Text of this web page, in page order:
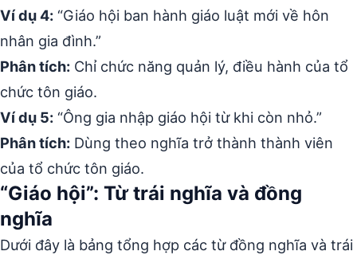
Ví dụ 4: “Giáo hội ban hành giáo luật mới về hôn
nhân gia đình.”
Phân tích: Chỉ chức năng quản lý, điều hành của tổ
chức tôn giáo.
Ví dụ 5: “Ông gia nhập giáo hội từ khi còn nhỏ.”
Phân tích: Dùng theo nghĩa trở thành thành viên
của tổ chức tôn giáo.
“Giáo hội”: Từ trái nghĩa và đồng
nghĩa
Dưới đây là bảng tổng hợp các từ đồng nghĩa và trái